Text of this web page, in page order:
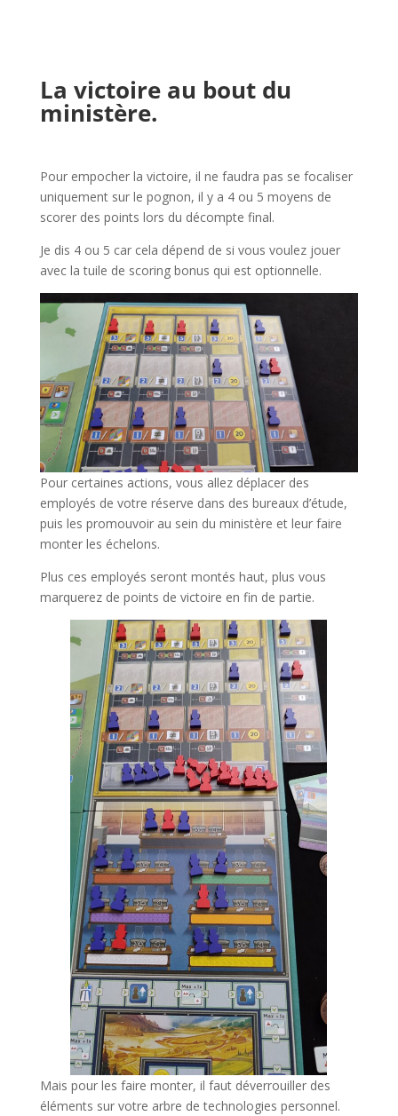
La victoire au bout du
ministère.
Pour empocher la victoire, il ne faudra pas se focaliser
uniquement sur le pognon, il y a 4 ou 5 moyens de
scorer des points lors du décompte final.
Je dis 4 ou 5 car cela dépend de si vous voulez jouer
avec la tuile de scoring bonus qui est optionnelle.
Pour certaines actions, vous allez déplacer des
employés de votre réserve dans des bureaux d’étude,
puis les promouvoir au sein du ministère et leur faire
monter les échelons.
Plus ces employés seront montés haut, plus vous
marquerez de points de victoire en fin de partie.
Mais pour les faire monter, il faut déverrouiller des
éléments sur votre arbre de technologies personnel.